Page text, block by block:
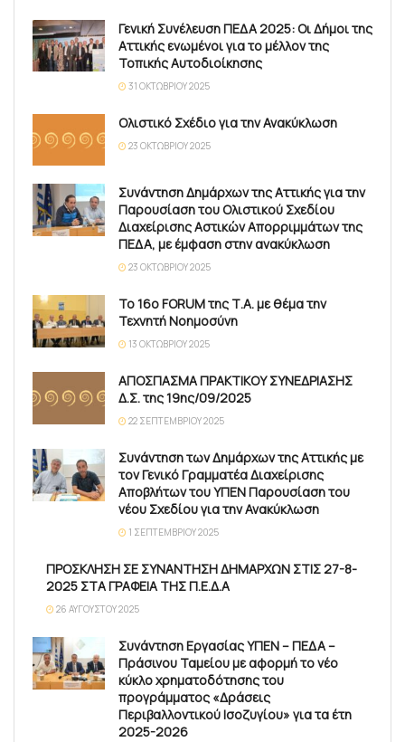
Γενική Συνέλευση ΠΕΔΑ 2025: Οι Δήμοι της
Αττικής ενωμένοι για το μέλλον της
Τοπικής Αυτοδιοίκησης
31 ΟΚΤΩΒΡΊΟΥ 2025
Ολιστικό Σχέδιο για την Ανακύκλωση
23 ΟΚΤΩΒΡΊΟΥ 2025
Συνάντηση Δημάρχων της Αττικής για την
Παρουσίαση του Ολιστικού Σχεδίου
Διαχείρισης Αστικών Απορριμμάτων της
ΠΕΔΑ, με έμφαση στην ανακύκλωση
23 ΟΚΤΩΒΡΊΟΥ 2025
Το 16ο FORUM της Τ.Α. με θέμα την
Τεχνητή Νοημοσύνη
13 ΟΚΤΩΒΡΊΟΥ 2025
ΑΠΟΣΠΑΣΜΑ ΠΡΑΚΤΙΚΟΥ ΣΥΝΕΔΡΙΑΣΗΣ
Δ.Σ. της 19ης/09/2025
22 ΣΕΠΤΕΜΒΡΊΟΥ 2025
Συνάντηση των Δημάρχων της Αττικής με
τον Γενικό Γραμματέα Διαχείρισης
Αποβλήτων του ΥΠΕΝ Παρουσίαση του
νέου Σχεδίου για την Ανακύκλωση
1 ΣΕΠΤΕΜΒΡΊΟΥ 2025
ΠΡΟΣΚΛΗΣΗ ΣΕ ΣΥΝΑΝΤΗΣΗ ΔΗΜΑΡΧΩΝ ΣΤΙΣ 27-8-
2025 ΣΤΑ ΓΡΑΦΕΙΑ ΤΗΣ Π.Ε.Δ.Α
26 ΑΥΓΟΎΣΤΟΥ 2025
Συνάντηση Εργασίας ΥΠΕΝ – ΠΕΔΑ –
Πράσινου Ταμείου με αφορμή το νέο
κύκλο χρηματοδότησης του
προγράμματος «Δράσεις
Περιβαλλοντικού Ισοζυγίου» για τα έτη
2025-2026